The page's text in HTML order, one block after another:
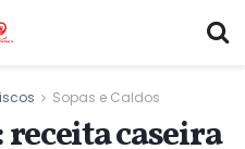
Sopas e Caldos
receita caseira